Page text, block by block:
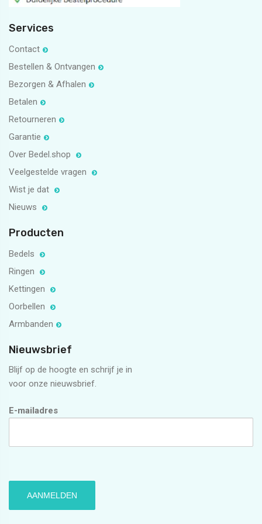
Services
Contact
Bestellen & Ontvangen
Bezorgen & Afhalen
Betalen
Retourneren
Garantie
Over Bedel.shop
Veelgestelde vragen
Wist je dat
Nieuws
Producten
Bedels
Ringen
Kettingen
Oorbellen
Armbanden
Nieuwsbrief
Blijf op de hoogte en schrijf je in
voor onze nieuwsbrief.
E-mailadres